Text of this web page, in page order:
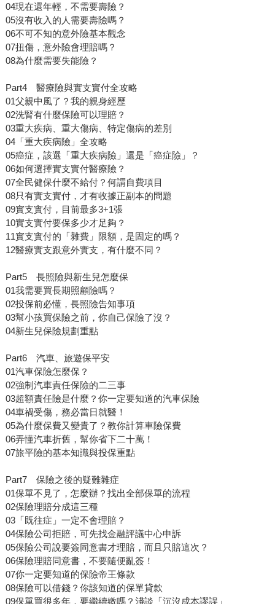
04現在還年輕，不需要壽險？
05沒有收入的人需要壽險嗎？
06不可不知的意外險基本觀念
07扭傷，意外險會理賠嗎？
08為什麼需要失能險？
Part4 醫療險與實支實付全攻略
01父親中風了？我的親身經歷
02洗腎有什麼保險可以理賠？
03重大疾病、重大傷病、特定傷病的差別
04「重大疾病險」全攻略
05癌症，該選「重大疾病險」還是「癌症險」？
06如何選擇實支實付醫療險？
07全民健保什麼不給付？何謂自費項目
08只有實支實付，才有收據正副本的問題
09實支實付，目前最多3+1張
10實支實付要保多少才足夠？
11實支實付的「雜費」限額，是固定的嗎？
12醫療實支跟意外實支，有什麼不同？
Part5 長照險與新生兒怎麼保
01我需要買長期照顧險嗎？
02投保前必懂，長照險告知事項
03幫小孩買保險之前，你自己保險了沒？
04新生兒保險規劃重點
Part6 汽車、旅遊保平安
01汽車保險怎麼保？
02強制汽車責任保險的二三事
03超額責任險是什麼？你一定要知道的汽車保險
04車禍受傷，務必當日就醫！
05為什麼保費又變貴了？教你計算車險保費
06弄懂汽車折舊，幫你省下二十萬！
07旅平險的基本知識與投保重點
Part7 保險之後的疑難雜症
01保單不見了，怎麼辦？找出全部保單的流程
02保險理賠分成這三種
03「既往症」一定不會理賠？
04保險公司拒賠，可先找金融評議中心申訴
05保險公司說要簽同意書才理賠，而且只賠這次？
06保險理賠同意書，不要隨便亂簽！
07你一定要知道的保險帝王條款
08保險可以借錢？你該知道的保單貸款
09保單買很多年，要繼續繳嗎？淺談「沉沒成本謬誤」